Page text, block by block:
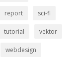
report sci-fi
tutorial vektor
webdesign